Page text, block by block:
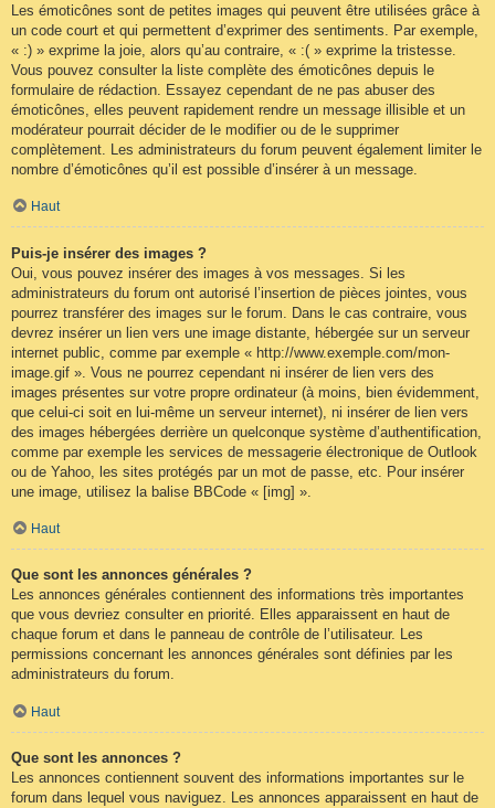
Les émoticônes sont de petites images qui peuvent être utilisées grâce à
un code court et qui permettent d’exprimer des sentiments. Par exemple,
« :) » exprime la joie, alors qu’au contraire, « :( » exprime la tristesse.
Vous pouvez consulter la liste complète des émoticônes depuis le
formulaire de rédaction. Essayez cependant de ne pas abuser des
émoticônes, elles peuvent rapidement rendre un message illisible et un
modérateur pourrait décider de le modifier ou de le supprimer
complètement. Les administrateurs du forum peuvent également limiter le
nombre d’émoticônes qu’il est possible d’insérer à un message.
Haut
Puis-je insérer des images ?
Oui, vous pouvez insérer des images à vos messages. Si les
administrateurs du forum ont autorisé l’insertion de pièces jointes, vous
pourrez transférer des images sur le forum. Dans le cas contraire, vous
devrez insérer un lien vers une image distante, hébergée sur un serveur
internet public, comme par exemple « http://www.exemple.com/mon-
image.gif ». Vous ne pourrez cependant ni insérer de lien vers des
images présentes sur votre propre ordinateur (à moins, bien évidemment,
que celui-ci soit en lui-même un serveur internet), ni insérer de lien vers
des images hébergées derrière un quelconque système d’authentification,
comme par exemple les services de messagerie électronique de Outlook
ou de Yahoo, les sites protégés par un mot de passe, etc. Pour insérer
une image, utilisez la balise BBCode « [img] ».
Haut
Que sont les annonces générales ?
Les annonces générales contiennent des informations très importantes
que vous devriez consulter en priorité. Elles apparaissent en haut de
chaque forum et dans le panneau de contrôle de l’utilisateur. Les
permissions concernant les annonces générales sont définies par les
administrateurs du forum.
Haut
Que sont les annonces ?
Les annonces contiennent souvent des informations importantes sur le
forum dans lequel vous naviguez. Les annonces apparaissent en haut de